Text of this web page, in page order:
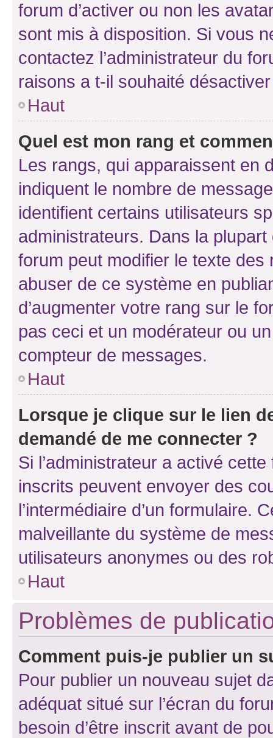
forum d’activer ou non les
sont mis à disposition. Si vous
contactez l’administrateur du
raisons a t-il souhaité
Haut
Quel est mon rang et
Les rangs, qui apparaissent en
indiquent le nombre de
identifient certains utilisateurs
administrateurs. Dans la
forum peut modifier le texte
abuser de ce système en
d’augmenter votre rang sur le
pas ceci et un modérateur ou
compteur de messages.
Haut
Lorsque je clique sur le lien
demandé de me connecter ?
Si l’administrateur a activé
inscrits peuvent envoyer des
l’intermédiaire d’un formulaire.
malveillante du système de
utilisateurs anonymes ou des
Haut
Problèmes de
Comment puis-je publier un
Pour publier un nouveau sujet
adéquat situé sur l’écran du
besoin d’être inscrit avant de